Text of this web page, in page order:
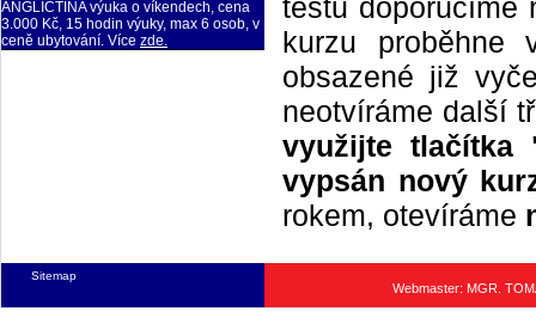
ANGLIČTINA výuka o víkendech, cena
3.000 Kč, 15 hodin výuky, max 6 osob, v
ceně ubytování. Více zde.
testu doporučíme
kurzu proběhne
obsazené již
neotvíráme další
využijte tlačítka
vypsán nový
rokem, otevíráme
Webmaster: MGR.
Sitemap